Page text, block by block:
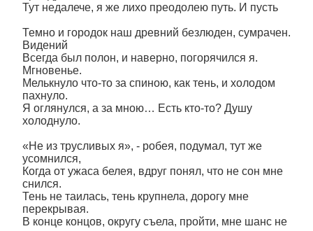
Тут недалече, я же лихо преодолею путь. И пусть
Темно и городок наш древний безлюден, сумрачен.
Видений
Всегда был полон, и наверно, погорячился я.
Мгновенье.
Мелькнуло что-то за спиною, как тень, и холодом
пахнуло.
Я оглянулся, а за мною… Есть кто-то? Душу
холоднуло.
«Не из трусливых я», - робея, подумал, тут же
усомнился,
Когда от ужаса белея, вдруг понял, что не сон мне
снился.
Тень не таилась, тень крупнела, дорогу мне
перекрывая.
В конце концов, округу съела, пройти, мне шанс не